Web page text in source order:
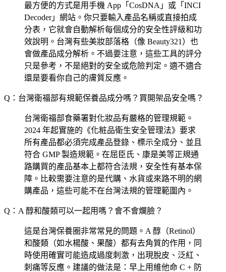
最方便的方式是用手機 App「CosDNA」或「INCI
Decoder」網站。你只要輸入產品名稱或直接拍成
分表，它就會自動解析每個成分的安全性評級和功
效說明。台灣有些美妝部落格（像 Beauty321）也
會做產品成分解析。不過要注意，這些工具的評分
只是參考，不是絕對的安全或危險判定。適不適合
還是要看你自己的膚質反應。
Q：台灣衛福部有規範保養品成分嗎？買開架品安全嗎？
台灣衛福部食藥署對化妝品有嚴格的管理規範。
2024 年起實施的《化粧品衛生安全管理法》要求
所有產品都必須完成產品登錄、標示全成分、並且
符合 GMP 製造規範。在屈臣氏、康是美等正規通
路購買的產品基本上都符合法規，安全性有基本保
障。比較需要注意的是代購、水貨或來路不明的網
購產品，這些可能不在台灣法規的管理範圍內。
Q：A 醇和酸類可以一起用嗎？會不會爛臉？
這是台灣保養圈非常常見的問題。A 醇（Retinol）
和酸類（如水楊酸、果酸）都有去角質的作用，同
時使用確實可能造成過度刺激，出現脫皮、泛紅、
刺痛等反應。建議的做法是：早上用維他命 C + 防